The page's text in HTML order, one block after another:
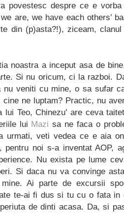
povestesc despre ce e
are, we have each others’
din (p)asta?!), ziceam,
noastra a inceput asa de
Si nu oricum, ci la razboi.
nu veniti cu mine, o sa sufar
ne luptam? Practic, nu
lui Teo, Chinezu’ are ceva
lui Mazi sa ne faca o
urmati, veti vedea ce e aia
pentru noi s-a inventat AOP,
Nu exista pe lume
Si daca nu va convinge
Ai parte de excursii
te-ai fi dus si tu cu o fata
de dinti acasa. Da, si